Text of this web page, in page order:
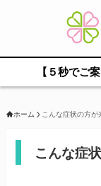
【５秒でご
ホーム こんな症状の方
こんな症